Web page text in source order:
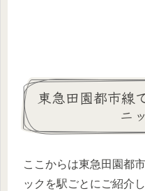
東急田園都市線
ニ
ここからは東急田園都
ックを駅ごとにご紹介